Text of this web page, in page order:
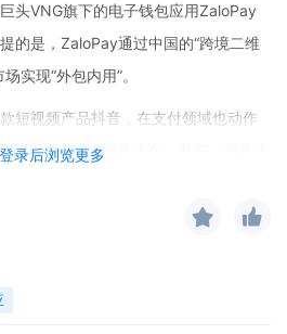
录后浏览更多
头VNG旗下的电子钱包应用ZaloPay
的是，ZaloPay通过中国的“跨境二维
实现“外包内用”。
短视频产品抖音，在支付领域也动作
就正式上线了抖音支付。此前，抖音支
进军线下场景的意图明显。在线上场
付后的第四种官方支付方式，并且现
部平台中付款。近日，抖音还推出了